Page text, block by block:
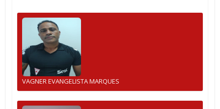
VAGNER EVANGELISTA MARQUES